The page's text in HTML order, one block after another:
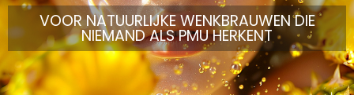
VOOR NATUURLIJKE WENKBRAUWEN DIE
NIEMAND ALS PMU HERKENT